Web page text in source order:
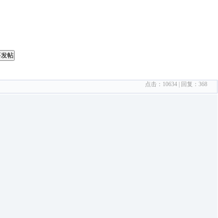
帖
点击： 10634 | 回复： 368